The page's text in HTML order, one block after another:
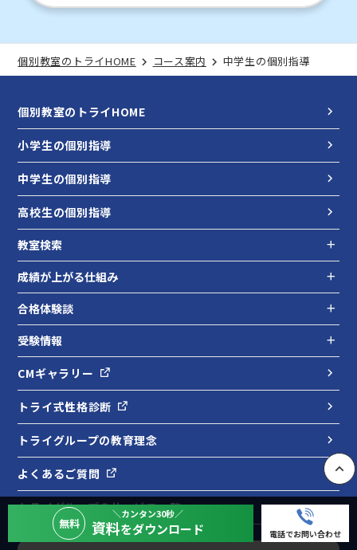
個別教室のトライHOME コース案内 中学生の個別指導
無料
＼カンタン30秒／
資料をダウンロード 電話でお問い合わせ
個別教室のトライHOME
小学生の個別指導
中学生の個別指導
高校生の個別指導
教室検索
成績が上がる仕組み
合格体験談
受験情報
CMギャラリー
トライ式性格診断
トライグループの教育理念
よくあるご質問
トライグループのサービス一覧